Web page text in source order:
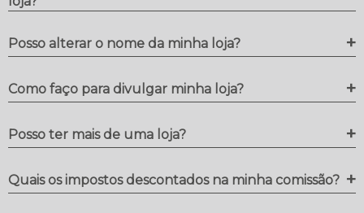
Posso alterar o nome da minha loja? +
Como faço para divulgar minha loja? +
Posso ter mais de uma loja? +
Quais os impostos descontados na minha comissão? +